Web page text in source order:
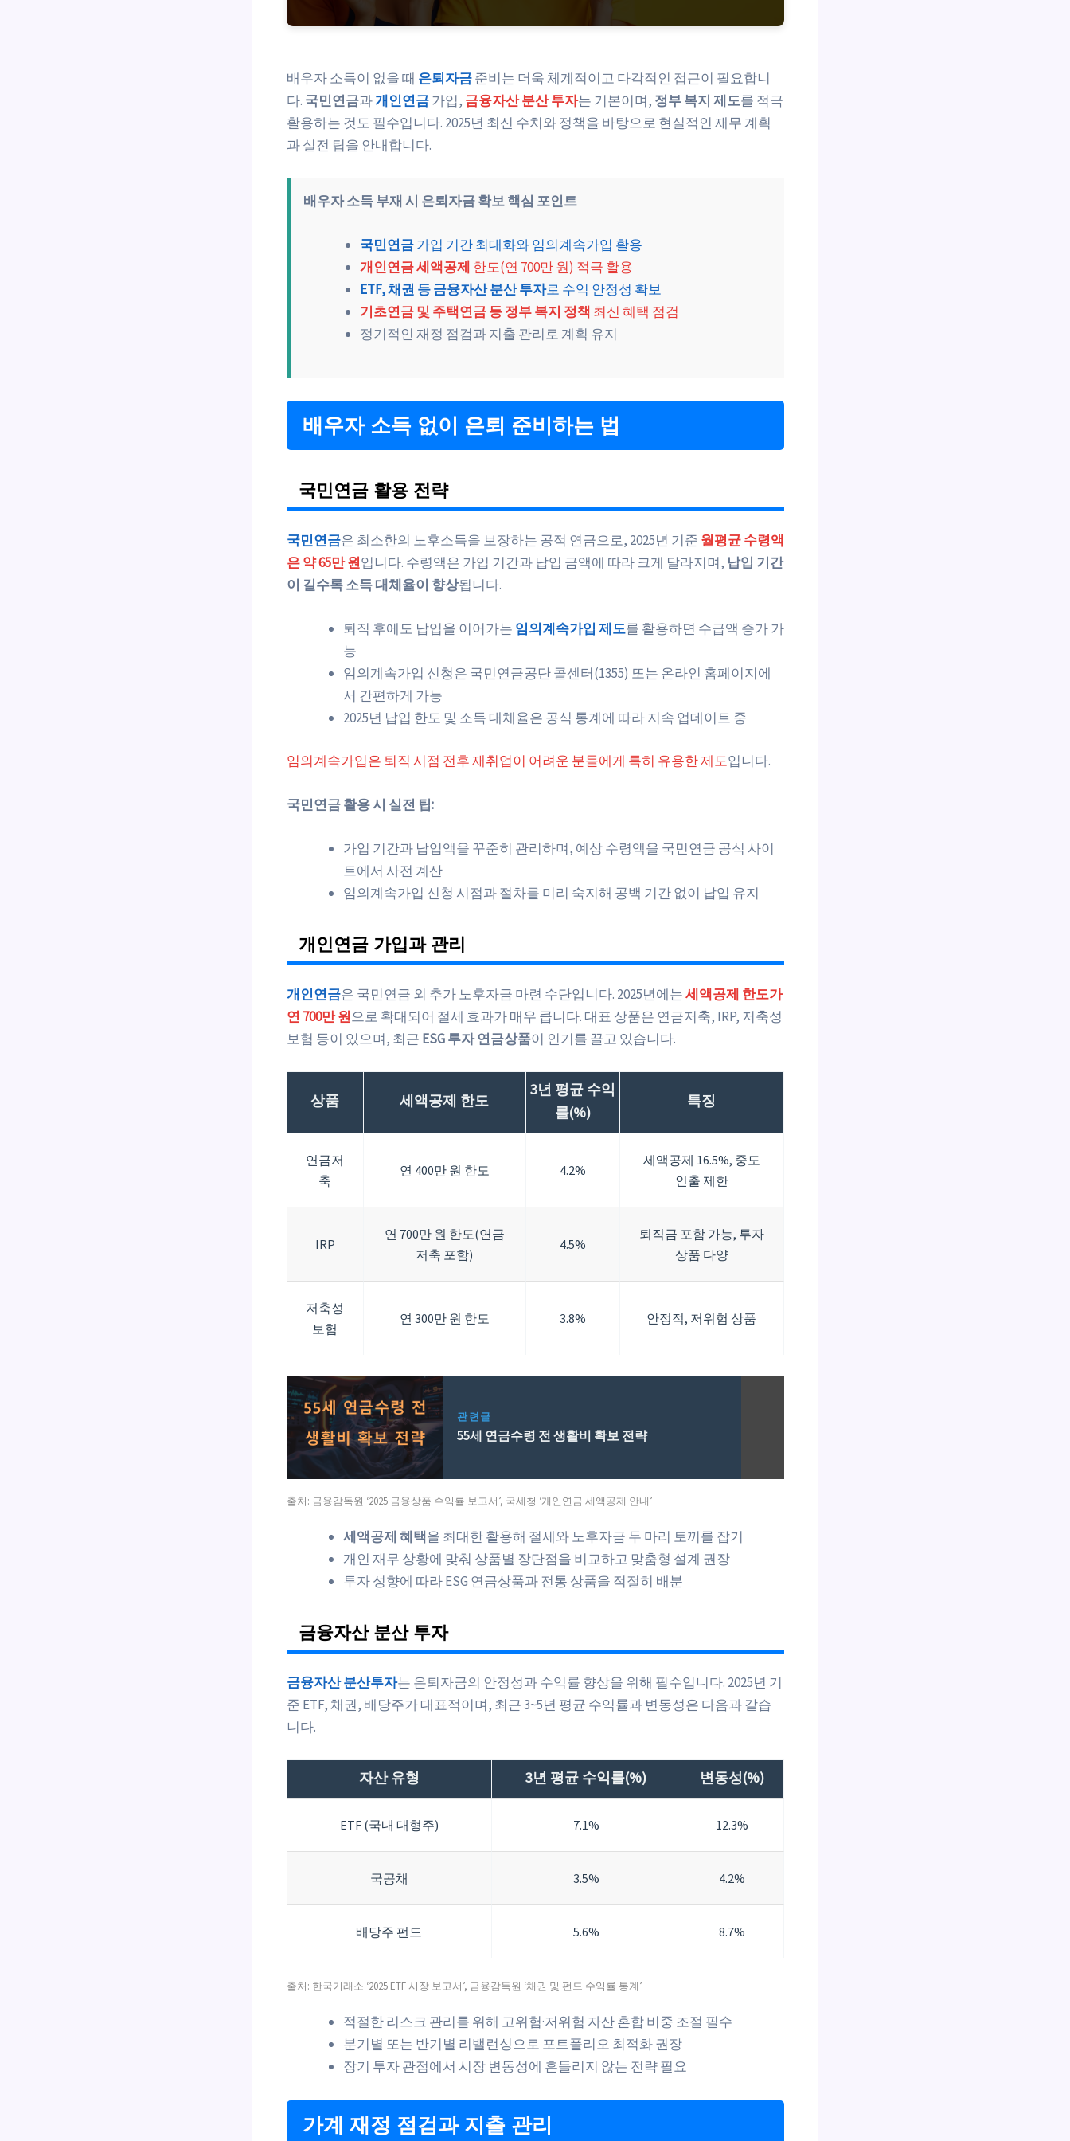
배우자 소득이 없을 때 은퇴자금준비는 더욱 체계적이고 다각적인 접근이 필요합니
다. 국민연금과개인연금가입, 금융자산 분산 투자는 기본이며, 정부 복지 제도를 적극
활용하는 것도 필수입니다. 2025년 최신 수치와 정책을 바탕으로 현실적인 재무 계획
과 실전 팁을 안내합니다.
배우자 소득 부재 시 은퇴자금 확보 핵심 포인트
국민연금가입 기간 최대화와 임의계속가입 활용
개인연금 세액공제 한도(연 700만 원) 적극 활용
ETF, 채권 등 금융자산 분산 투자로 수익 안정성 확보
기초연금 및 주택연금 등 정부 복지 정책 최신 혜택 점검
정기적인 재정 점검과 지출 관리로 계획 유지
배우자 소득 없이 은퇴 준비하는 법
국민연금 활용 전략
국민연금은 최소한의 노후소득을 보장하는 공적 연금으로, 2025년 기준 월평균 수령액
은 약 65만 원입니다. 수령액은 가입 기간과 납입 금액에 따라 크게 달라지며, 납입 기간
이 길수록 소득 대체율이 향상됩니다.
퇴직 후에도 납입을 이어가는 임의계속가입 제도를 활용하면 수급액 증가 가
능
임의계속가입 신청은 국민연금공단 콜센터(1355) 또는 온라인 홈페이지에
서 간편하게 가능
2025년 납입 한도 및 소득 대체율은 공식 통계에 따라 지속 업데이트 중
임의계속가입은 퇴직 시점 전후 재취업이 어려운 분들에게 특히 유용한 제도입니다.
국민연금 활용 시 실전 팁:
가입 기간과 납입액을 꾸준히 관리하며, 예상 수령액을 국민연금 공식 사이
트에서 사전 계산
임의계속가입 신청 시점과 절차를 미리 숙지해 공백 기간 없이 납입 유지
개인연금 가입과 관리
개인연금은 국민연금 외 추가 노후자금 마련 수단입니다. 2025년에는세액공제 한도가
연 700만 원으로 확대되어 절세 효과가 매우 큽니다. 대표 상품은 연금저축, IRP, 저축성
보험 등이 있으며, 최근 ESG 투자 연금상품이 인기를 끌고 있습니다.
상품 세액공제 한도
3년 평균 수익
률(%)
특징
연금저
축
연 400만 원 한도 4.2%
세액공제 16.5%, 중도
인출 제한
IRP
연 700만 원 한도(연금
저축 포함)
4.5%
퇴직금 포함 가능, 투자
상품 다양
저축성
보험
연 300만 원 한도 3.8% 안정적, 저위험 상품
관련글
55세 연금수령 전 생활비 확보 전략
출처: 금융감독원 ‘2025 금융상품 수익률 보고서’, 국세청 ‘개인연금 세액공제 안내’
세액공제 혜택을 최대한 활용해 절세와 노후자금 두 마리 토끼를 잡기
개인 재무 상황에 맞춰 상품별 장단점을 비교하고 맞춤형 설계 권장
투자 성향에 따라 ESG 연금상품과 전통 상품을 적절히 배분
금융자산 분산 투자
금융자산 분산투자는 은퇴자금의 안정성과 수익률 향상을 위해 필수입니다. 2025년 기
준 ETF, 채권, 배당주가 대표적이며, 최근 3~5년 평균 수익률과 변동성은 다음과 같습
니다.
자산 유형 3년 평균 수익률(%) 변동성(%)
ETF (국내 대형주) 7.1% 12.3%
국공채 3.5% 4.2%
배당주 펀드 5.6% 8.7%
출처: 한국거래소 ‘2025 ETF 시장 보고서’, 금융감독원 ‘채권 및 펀드 수익률 통계’
적절한 리스크 관리를 위해 고위험·저위험 자산 혼합 비중 조절 필수
분기별 또는 반기별 리밸런싱으로 포트폴리오 최적화 권장
장기 투자 관점에서 시장 변동성에 흔들리지 않는 전략 필요
가계 재정 점검과 지출 관리